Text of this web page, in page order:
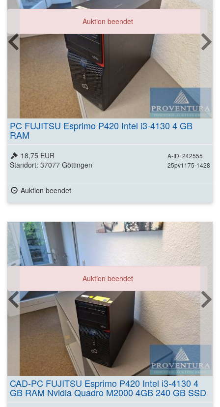
Auktion beendet
PC FUJITSU Esprimo P420 Intel i3-4130 4 GB
RAM
A-ID: 242555
25pv1175-1428
18,75 EUR
Standort: 37077 Göttingen
Auktion beendet
Auktion beendet
CAD-PC FUJITSU Esprimo P420 Intel i3-4130 4
GB RAM Nvidia Quadro M2000 4GB 240 GB SSD